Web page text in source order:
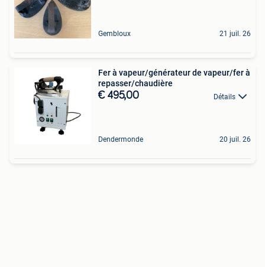
Gembloux 21 juil. 26
Fer à vapeur/générateur de vapeur/fer à
repasser/chaudière
€ 495,00 Détails
Dendermonde 20 juil. 26